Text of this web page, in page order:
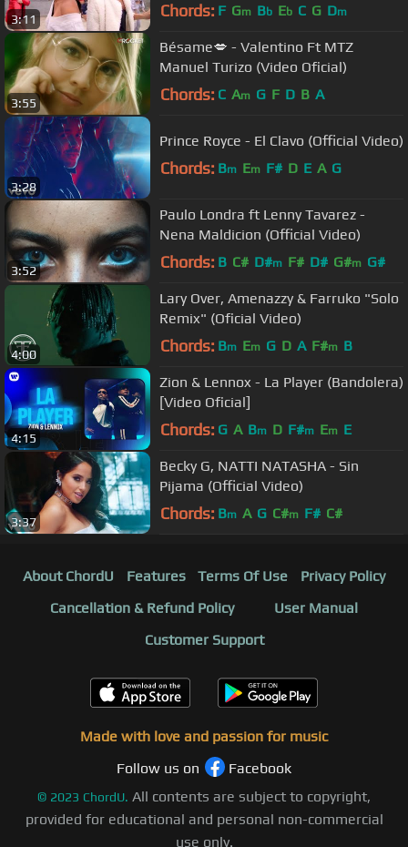
3:11 Chords: F Gm Bb Eb C G Dm
3:55
Bésame💋 - Valentino Ft MTZ
Manuel Turizo (Video Oficial)
Chords: C Am G F D B A
3:28
Prince Royce - El Clavo (Official Video)
Chords: Bm Em F# D E A G
3:52
Paulo Londra ft Lenny Tavarez -
Nena Maldicion (Official Video)
Chords: B C# D#m F# D# G#m G#
4:00
Lary Over, Amenazzy & Farruko "Solo
Remix" (Oficial Video)
Chords: Bm Em G D A F#m B
4:15
Zion & Lennox - La Player (Bandolera)
[Video Oficial]
Chords: G A Bm D F#m Em E
3:37
Becky G, NATTI NATASHA - Sin
Pijama (Official Video)
Chords: Bm A G C#m F# C#
About ChordU Features Terms Of Use
Privacy Policy
Cancellation & Refund Policy
User Manual
Customer Support
Made with love and passion for music
Follow us on
Facebook
© 2023 ChordU. All contents are subject to copyright,
provided for educational and personal non-commercial
use only.